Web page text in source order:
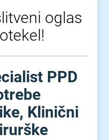
oglas
PPD
Klinični